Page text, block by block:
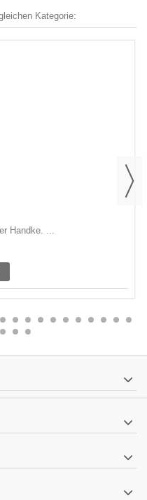
Kategorie:
Handke. ...